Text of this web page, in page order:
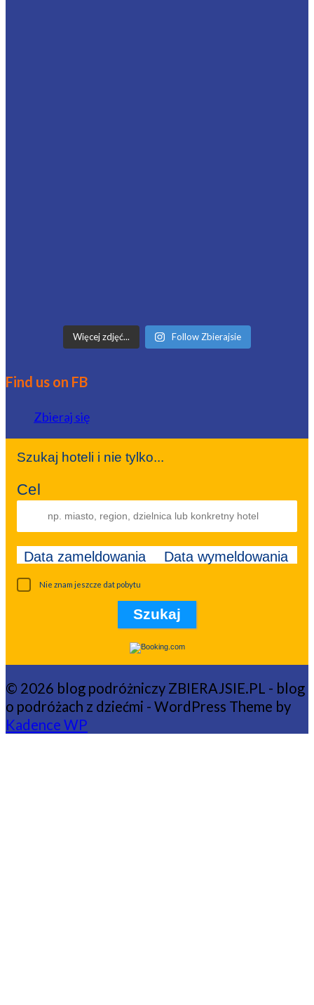
Więcej zdjęć... Follow Zbierajsie
Find us on FB
Zbieraj się
Szukaj hoteli i nie tylko...
Cel
Data zameldowania Data wymeldowania
Nie znam jeszcze dat pobytu
© 2026 blog podróżniczy ZBIERAJSIE.PL - blog
o podróżach z dziećmi - WordPress Theme by
Kadence WP